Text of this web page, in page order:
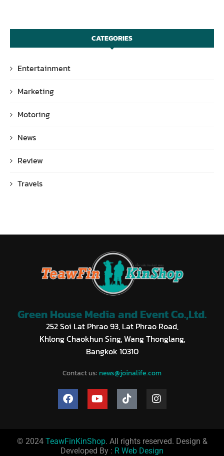
CATEGORIES
Entertainment
Marketing
Motoring
News
Review
Travels
Green House Media and Event Co.,Ltd.
252 Soi Lat Phrao 93, Lat Phrao Road,
Khlong Chaokhun Sing, Wang Thonglang,
Bangkok 10310
Contact us: news@joinalife.com
© 2024 TeawFinKinShop. All rights reserved. Design &
Developed By : R Web Design